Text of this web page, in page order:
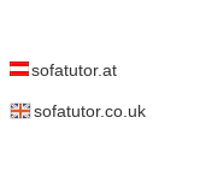
sofatutor.at
sofatutor.co.uk